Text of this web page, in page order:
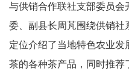
与供销合作联社支部委员会
委、副县长周芃围绕供销
定位介绍了当地特色农业
茶的各种茶产品，同时推